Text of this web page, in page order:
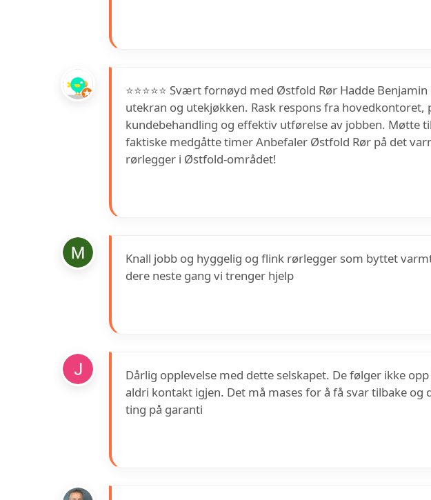
⭐⭐⭐⭐⭐ Svært fornøyd med Østfold Rør Hadde
utekran og utekjøkken. Rask respons fra hovedkontoret,
kundebehandling og effektiv utførelse av jobben. Møtte
faktiske medgåtte timer Anbefaler Østfold Rør på det
rørlegger i Østfold-området!
Knall jobb og hyggelig og flink rørlegger som byttet
dere neste gang vi trenger hjelp
Dårlig opplevelse med dette selskapet. De følger ikke
aldri kontakt igjen. Det må mases for å få svar tilbake og
ting på garanti